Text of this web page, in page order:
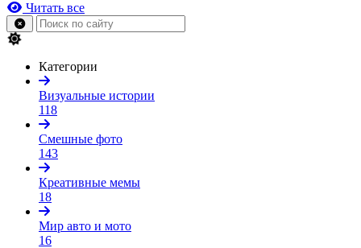
Читать все
Категории
Визуальные истории
118
Смешные фото
143
Креативные мемы
18
Мир авто и мото
16